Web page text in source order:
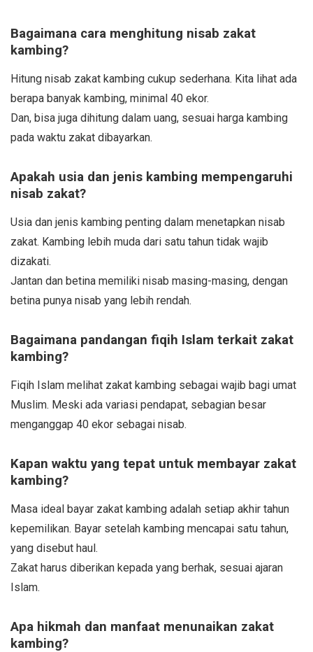
Bagaimana cara menghitung nisab zakat
kambing?
Hitung nisab zakat kambing cukup sederhana. Kita lihat ada
berapa banyak kambing, minimal 40 ekor.
Dan, bisa juga dihitung dalam uang, sesuai harga kambing
pada waktu zakat dibayarkan.
Apakah usia dan jenis kambing mempengaruhi
nisab zakat?
Usia dan jenis kambing penting dalam menetapkan nisab
zakat. Kambing lebih muda dari satu tahun tidak wajib
dizakati.
Jantan dan betina memiliki nisab masing-masing, dengan
betina punya nisab yang lebih rendah.
Bagaimana pandangan fiqih Islam terkait zakat
kambing?
Fiqih Islam melihat zakat kambing sebagai wajib bagi umat
Muslim. Meski ada variasi pendapat, sebagian besar
menganggap 40 ekor sebagai nisab.
Kapan waktu yang tepat untuk membayar zakat
kambing?
Masa ideal bayar zakat kambing adalah setiap akhir tahun
kepemilikan. Bayar setelah kambing mencapai satu tahun,
yang disebut haul.
Zakat harus diberikan kepada yang berhak, sesuai ajaran
Islam.
Apa hikmah dan manfaat menunaikan zakat
kambing?